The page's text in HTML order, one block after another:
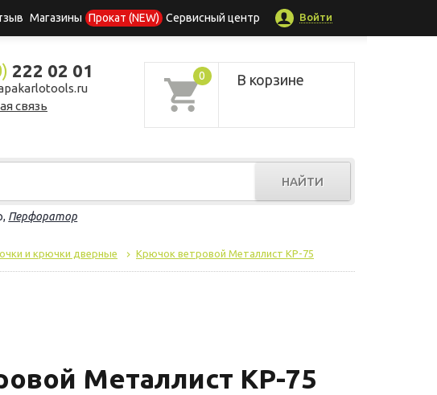
Магазины Прокат (NEW) Сервисный центр Войти
222 02 01
связь
0 В корзине
НАЙТИ
Перфоратор
и крючки дверные Крючок ветровой Металлист КР-75
Металлист КР-75